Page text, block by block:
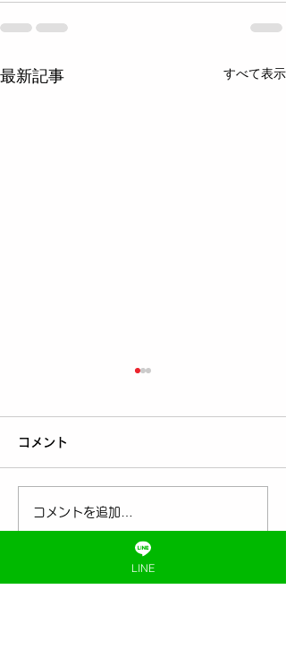
最新記事 すべて表示
「へバーデンの痛み、気
にならなくなりました」
60代のお客様の声｜
コメント
コメントを追加…
LINE